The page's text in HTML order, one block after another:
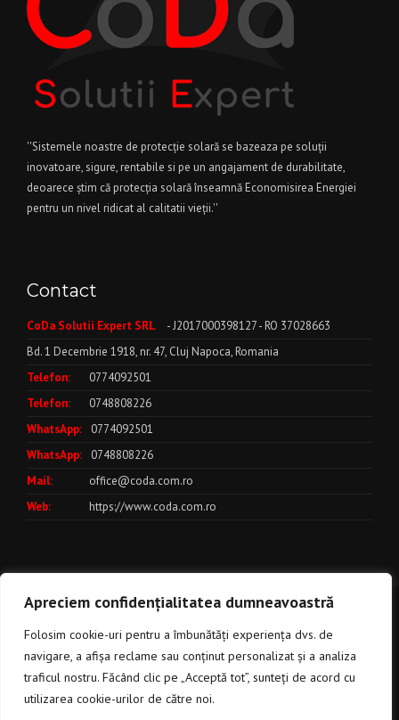
Apreciem confidențialitatea dumneavoastră
Folosim cookie-uri pentru a îmbunătăți experiența dvs. de
navigare, a afișa reclame sau conținut personalizat și a analiza
traficul nostru. Făcând clic pe „Acceptă tot”, sunteți de acord cu
utilizarea cookie-urilor de către noi.
''Sistemele noastre de protecție solară se bazeaza pe soluții
inovatoare, sigure, rentabile si pe un angajament de durabilitate,
deoarece știm că protecția solară înseamnă Economisirea Energiei
pentru un nivel ridicat al calitatii vieții.''
Contact
CoDa Solutii Expert SRL
- J2017000398127 - RO 37028663
Bd. 1 Decembrie 1918, nr. 47, Cluj Napoca, Romania
Telefon:
0774092501
Telefon:
0748808226
WhatsApp:
0774092501
WhatsApp:
0748808226
Mail:
office@coda.com.ro
Web:
https://www.coda.com.ro
Termeni si Conditii
Solutii Expert
© Copyright 2017 - 2025